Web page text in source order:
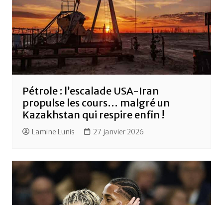
Pétrole : l’escalade USA-Iran
propulse les cours… malgré un
Kazakhstan qui respire enfin !
Lamine Lunis 27 janvier 2026